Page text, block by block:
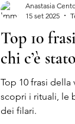
Top 10
chi c’è
Top 10 frasi
scopri i rituali, le
dei filari.
Anastasia
15 set 2025